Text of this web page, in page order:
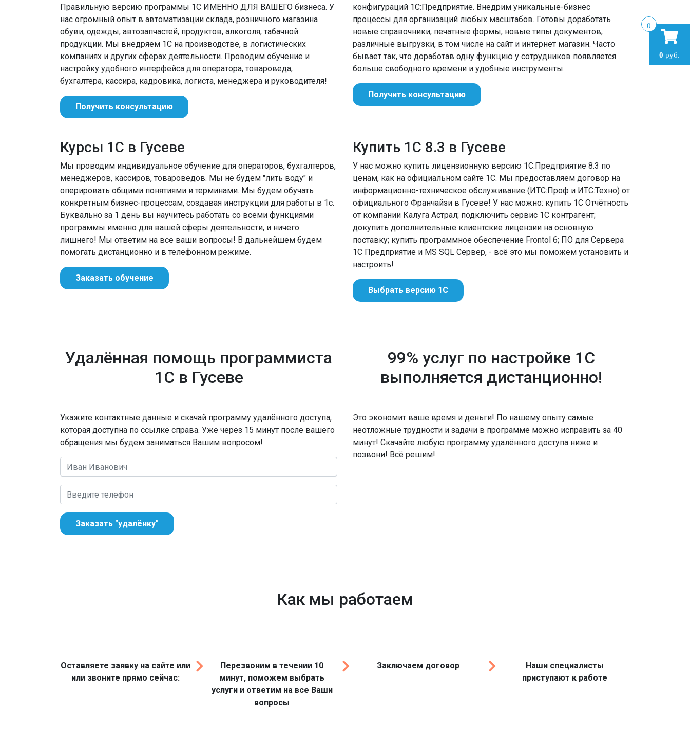
Правильную версию программы 1С ИМЕННО ДЛЯ ВАШЕГО бизнеса. У
нас огромный опыт в автоматизации склада, розничного магазина
обуви, одежды, автозапчастей, продуктов, алкоголя, табачной
продукции. Мы внедряем 1С на производстве, в логистических
компаниях и других сферах деятельности. Проводим обучение и
настройку удобного интерфейса для оператора, товароведа,
бухгалтера, кассира, кадровика, логиста, менеджера и руководителя!
Получить консультацию
конфигураций 1С:Предприятие. Внедрим уникальные-бизнес
процессы для организаций любых масштабов. Готовы доработать
новые справочники, печатные формы, новые типы документов,
различные выгрузки, в том числе на сайт и интернет магазин. Часто
бывает так, что доработав одну функцию у сотрудников появляется
больше свободного времени и удобные инструменты.
Получить консультацию
Курсы 1С в Гусеве
Мы проводим индивидуальное обучение для операторов, бухгалтеров,
менеджеров, кассиров, товароведов. Мы не будем "лить воду" и
оперировать общими понятиями и терминами. Мы будем обучать
конкретным бизнес-процессам, создавая инструкции для работы в 1с.
Буквально за 1 день вы научитесь работать со всеми функциями
программы именно для вашей сферы деятельности, и ничего
лишнего! Мы ответим на все ваши вопросы! В дальнейшем будем
помогать дистанционно и в телефонном режиме.
Заказать обучение
Купить 1С 8.3 в Гусеве
У нас можно купить лицензионную версию 1С:Предприятие 8.3 по
ценам, как на официальном сайте 1С. Мы предоставляем договор на
информационно-техническое обслуживание (ИТС:Проф и ИТС:Техно) от
официального Франчайзи в Гусеве! У нас можно: купить 1С Отчётность
от компании Калуга Астрал; подключить сервис 1С контрагент;
докупить дополнительные клиентские лицензии на основную
поставку; купить программное обеспечение Frontol 6; ПО для Сервера
1С Предприятие и MS SQL Сервер, - всё это мы поможем установить и
настроить!
Выбрать версию 1С
Удалённая помощь программиста
1С в Гусеве
Укажите контактные данные и скачай программу удалённого доступа,
которая доступна по ссылке справа. Уже через 15 минут после вашего
обращения мы будем заниматься Вашим вопросом!
Заказать "удалёнку"
99% услуг по настройке 1С
выполняется дистанционно!
Это экономит ваше время и деньги! По нашему опыту самые
неотложные трудности и задачи в программе можно исправить за 40
минут! Скачайте любую программу удалённого доступа ниже и
позвони! Всё решим!
Как мы работаем
Оставляете заявку на сайте или
или звоните прямо сейчас:
Перезвоним в течении 10
минут, поможем выбрать
услуги и ответим на все Ваши
вопросы
Заключаем договор
Наши специалисты
приступают к работе
0
0 руб.